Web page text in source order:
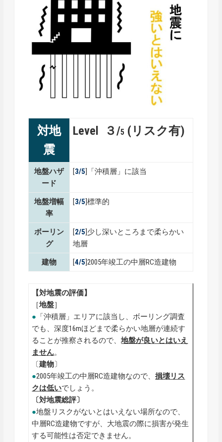
対地
震
Level ３/5 (リスク有)
地盤ハザ
ード
[3/5]「沖積層」に該当
地盤増幅
率
[3/5]標準的
ボーリン
グ
[2/5]少し深いところまで柔らかい
地層
建物 [4/5]2005年竣工の中層RC造建物
【対地震の評価】
［地盤］
● 「沖積層」エリアに該当し、ボーリング調査
でも、深度16mほどまで柔らかい地層が連続す
ることが推察されるので、地盤が良いとはいえ
ません。
〔建物〕
●2005年竣工の中層RC造建物なので、損壊リス
クは低いでしょう。
〔対地震総評〕
●地盤リスクがないとはいえない場所なので、
中層RC造建物ですが、大地震の際に損害が発生
する可能性は否定できません。